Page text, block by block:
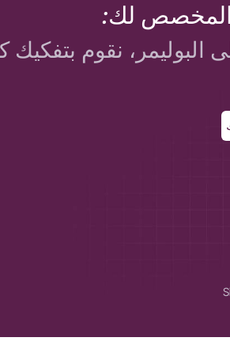
المخصص لك:
البوليمر، نقوم بتفكيك